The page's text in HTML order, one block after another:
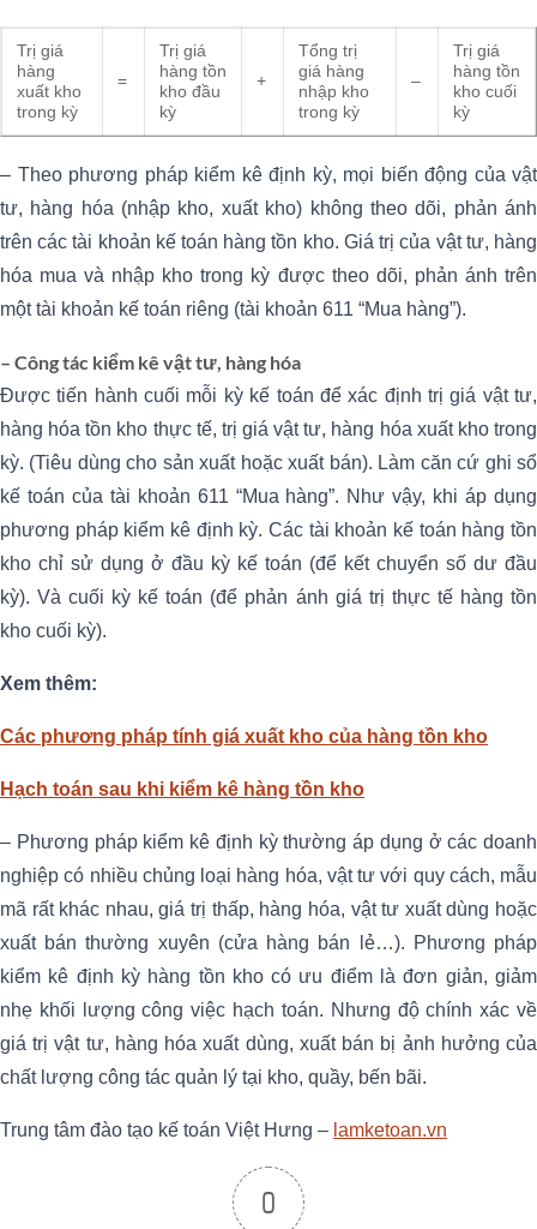
Trị giá
hàng
xuất kho
trong kỳ
=
Trị giá
hàng tồn
kho đầu
kỳ
+
Tổng trị
giá hàng
nhập kho
trong kỳ
–
Trị giá
hàng tồn
kho cuối
kỳ
– Theo phương pháp kiểm kê định kỳ, mọi biến động của vật
tư, hàng hóa (nhập kho, xuất kho) không theo dõi, phản ánh
trên các tài khoản kế toán hàng tồn kho. Giá trị của vật tư, hàng
hóa mua và nhập kho trong kỳ được theo dõi, phản ánh trên
một tài khoản kế toán riêng (tài khoản 611 “Mua hàng”).
– Công tác kiểm kê vật tư, hàng hóa
Được tiến hành cuối mỗi kỳ kế toán để xác định trị giá vật tư,
hàng hóa tồn kho thực tế, trị giá vật tư, hàng hóa xuất kho trong
kỳ. (Tiêu dùng cho sản xuất hoặc xuất bán). Làm căn cứ ghi sổ
kế toán của tài khoản 611 “Mua hàng”. Như vậy, khi áp dụng
phương pháp kiểm kê định kỳ. Các tài khoản kế toán hàng tồn
kho chỉ sử dụng ở đầu kỳ kế toán (để kết chuyển số dư đầu
kỳ). Và cuối kỳ kế toán (để phản ánh giá trị thực tế hàng tồn
kho cuối kỳ).
Xem thêm:
Các phương pháp tính giá xuất kho của hàng tồn kho
Hạch toán sau khi kiểm kê hàng tồn kho
– Phương pháp kiểm kê định kỳ thường áp dụng ở các doanh
nghiệp có nhiều chủng loại hàng hóa, vật tư với quy cách, mẫu
mã rất khác nhau, giá trị thấp, hàng hóa, vật tư xuất dùng hoặc
xuất bán thường xuyên (cửa hàng bán lẻ…). Phương pháp
kiểm kê định kỳ hàng tồn kho có ưu điểm là đơn giản, giảm
nhẹ khối lượng công việc hạch toán. Nhưng độ chính xác về
giá trị vật tư, hàng hóa xuất dùng, xuất bán bị ảnh hưởng của
chất lượng công tác quản lý tại kho, quầy, bến bãi.
Trung tâm đào tạo kế toán Việt Hưng – lamketoan.vn
0